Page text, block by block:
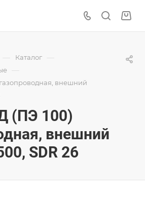
— Каталог —
—
внешний
(ПЭ 100)
внешний
SDR 26